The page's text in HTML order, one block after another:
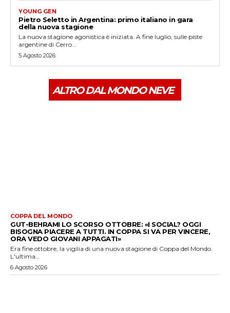
YOUNG GEN
Pietro Seletto in Argentina: primo italiano in gara
della nuova stagione
La nuova stagione agonistica è iniziata. A fine luglio, sulle piste
argentine di Cerro...
5 Agosto 2026
ALTRO DAL MONDO NEVE
COPPA DEL MONDO
GUT-BEHRAMI LO SCORSO OTTOBRE: «I SOCIAL? OGGI
BISOGNA PIACERE A TUTTI. IN COPPA SI VA PER VINCERE,
ORA VEDO GIOVANI APPAGATI»
Era fine ottobre, la vigilia di una nuova stagione di Coppa del Mondo.
L'ultima...
6 Agosto 2026